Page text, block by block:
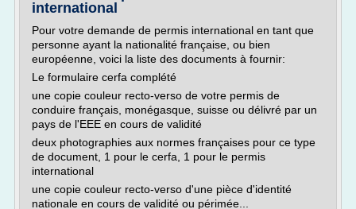
international
Pour votre demande de permis international en tant que
personne ayant la nationalité française, ou bien
européenne, voici la liste des documents à fournir:
Le formulaire cerfa complété
une copie couleur recto-verso de votre permis de
conduire français, monégasque, suisse ou délivré par un
pays de l'EEE en cours de validité
deux photographies aux normes françaises pour ce type
de document, 1 pour le cerfa, 1 pour le permis
international
une copie couleur recto-verso d'une pièce d'identité
nationale en cours de validité ou périmée...